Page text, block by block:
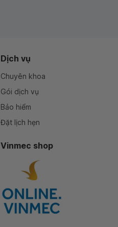
Dịch vụ
Chuyên khoa
Gói dịch vụ
Bảo hiểm
Đặt lịch hẹn
Vinmec shop